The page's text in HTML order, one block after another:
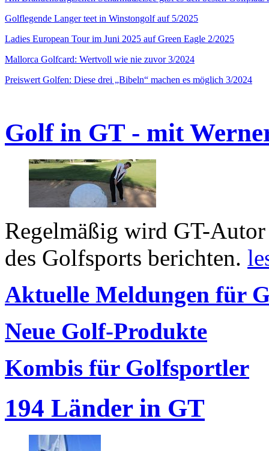
Golflegende Langer teet in Winstongolf auf 5/2025
Ladies European Tour im Juni 2025 auf Green Eagle 2/2025
Mallorca Golfcard: Wertvoll wie nie zuvor 3/2024
Preiswert Golfen: Diese drei „Bibeln“ machen es möglich 3/2024
Golf in GT - mit
Regelmäßig wird GT-
des Golfsports berichten.
Aktuelle Meldungen für
Neue Golf-Produkte
Kombis für Golfsportler
194 Länder in GT